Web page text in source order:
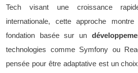
Tech visant une croissance
internationale, cette approche
fondation basée sur un
technologies comme Symfony ou
pensée pour être adaptative est un